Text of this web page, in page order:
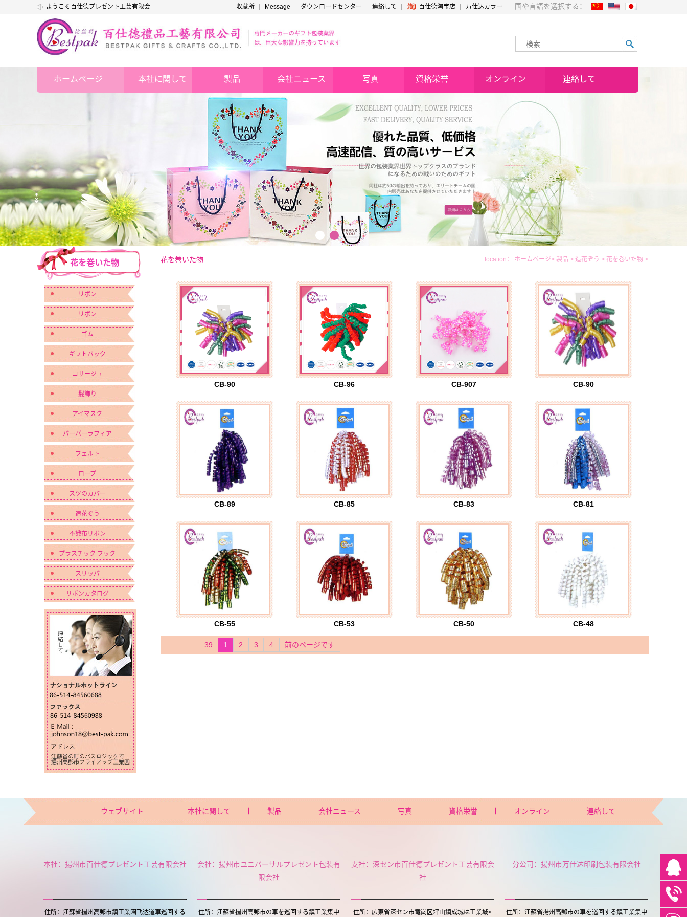
ようこそ百仕德プレゼント工芸有限会
収蔵所 Message ダウンロードセンター 連絡して 百仕德淘宝店 万仕达カラー 国や言語を選択する：
ホームページ 本社に関して 製品 会社ニュース 写真 資格栄誉 オンライン 連絡して
花を巻いた物
リボン
リボン
ゴム
ギフトバック
コサージュ
髪飾り
アイマスク
パーパーラフィア
フェルト
ロープ
スツのカバー
造花ぞう
不識布リボン
プラスチック フック
スリッパ
リボンカタログ
花を巻いた物 location： ホームページ> 製品 > 造花ぞう > 花を巻いた物 >
CB-90 CB-96 CB-907 CB-90
CB-89 CB-85 CB-83 CB-81
CB-55 CB-53 CB-50 CB-48
39 1 2 3 4 前のページです
ウェブサイト 本社に関して 製品 会社ニュース 写真 資格栄誉 オンライン 連絡して
本社：揚州市百仕德プレゼント工芸有限会社
住所：江蘇省揚州高郵市鎮工業園飞达道車巡回する
会社：揚州市ユニバーサルプレゼント包装有
限会社
住所：江蘇省揚州高郵市の車を巡回する鎮工業集中
支社：深セン市百仕德プレゼント工芸有限会
社
住所：広東省深セン市竜崗区坪山鎮成城は工業城<
分公司：揚州市万仕达印刷包装有限会社
住所：江蘇省揚州高郵市の車を巡回する鎮工業集中